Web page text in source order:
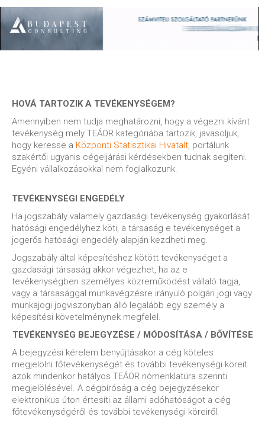
HOVÁ TARTOZIK A TEVÉKENYSÉGEM?
Amennyiben nem tudja meghatározni, hogy a végezni kívánt
tevékenység mely TEÁOR kategóriába tartozik, javasoljuk,
hogy keresse a Központi Statisztikai Hivatalt , portálunk
szakértői ugyanis cégeljárási kérdésekben tudnak segíteni.
Egyéni vállalkozásokkal nem foglalkozunk.
TEVÉKENYSÉGI ENGEDÉLY
Ha jogszabály valamely gazdasági tevékenység gyakorlását
hatósági engedélyhez köti, a társaság e tevékenységet a
jogerős hatósági engedély alapján kezdheti meg.
Jogszabály által képesítéshez kötött tevékenységet a
gazdasági társaság akkor végezhet, ha az e
tevékenységben személyes közreműködést vállaló tagja,
vagy a társasággal munkavégzésre irányuló polgári jogi vagy
munkajogi jogviszonyban álló legalább egy személy a
képesítési követelménynek megfelel.
TEVÉKENYSÉG BEJEGYZÉSE / MÓDOSÍTÁSA / BŐVÍTÉSE
A bejegyzési kérelem benyújtásakor a cég köteles
megjelölni főtevékenységét és további tevékenységi köreit
azok mindenkor hatályos TEÁOR nómenklatúra szerinti
megjelölésével. A cégbíróság a cég bejegyzésekor
elektronikus úton értesíti az állami adóhatóságot a cég
főtevékenységéről és további tevékenységi köreiről.